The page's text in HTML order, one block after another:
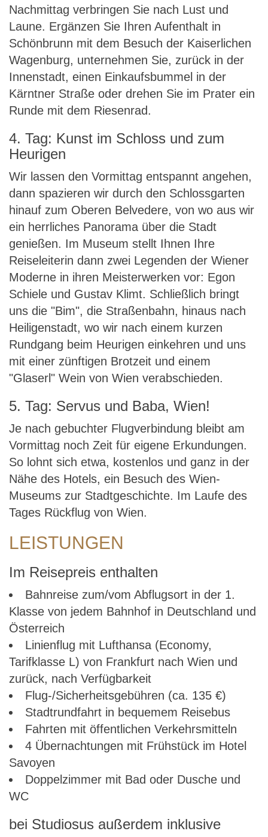
Nachmittag verbringen Sie nach Lust und
Laune. Ergänzen Sie Ihren Aufenthalt in
Schönbrunn mit dem Besuch der Kaiserlichen
Wagenburg, unternehmen Sie, zurück in der
Innenstadt, einen Einkaufsbummel in der
Kärntner Straße oder drehen Sie im Prater ein
Runde mit dem Riesenrad.
4. Tag: Kunst im Schloss und zum
Heurigen
Wir lassen den Vormittag entspannt angehen,
dann spazieren wir durch den Schlossgarten
hinauf zum Oberen Belvedere, von wo aus wir
ein herrliches Panorama über die Stadt
genießen. Im Museum stellt Ihnen Ihre
Reiseleiterin dann zwei Legenden der Wiener
Moderne in ihren Meisterwerken vor: Egon
Schiele und Gustav Klimt. Schließlich bringt
uns die "Bim", die Straßenbahn, hinaus nach
Heiligenstadt, wo wir nach einem kurzen
Rundgang beim Heurigen einkehren und uns
mit einer zünftigen Brotzeit und einem
"Glaserl" Wein von Wien verabschieden.
5. Tag: Servus und Baba, Wien!
Je nach gebuchter Flugverbindung bleibt am
Vormittag noch Zeit für eigene Erkundungen.
So lohnt sich etwa, kostenlos und ganz in der
Nähe des Hotels, ein Besuch des Wien-
Museums zur Stadtgeschichte. Im Laufe des
Tages Rückflug von Wien.
LEISTUNGEN
Im Reisepreis enthalten
Bahnreise zum/vom Abflugsort in der 1.
Klasse von jedem Bahnhof in Deutschland und
Österreich
Linienflug mit Lufthansa (Economy,
Tarifklasse L) von Frankfurt nach Wien und
zurück, nach Verfügbarkeit
Flug-/Sicherheitsgebühren (ca. 135 €)
Stadtrundfahrt in bequemem Reisebus
Fahrten mit öffentlichen Verkehrsmitteln
4 Übernachtungen mit Frühstück im Hotel
Savoyen
Doppelzimmer mit Bad oder Dusche und
WC
bei Studiosus außerdem inklusive